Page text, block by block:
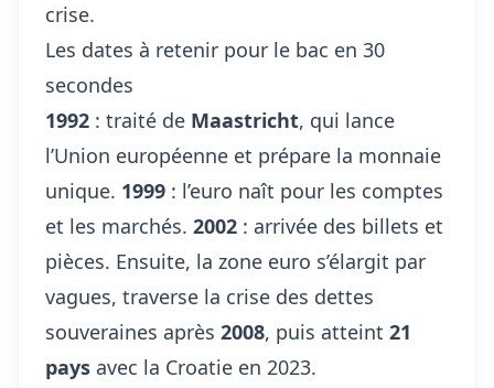
crise.
Les dates à retenir pour le bac en 30
secondes
1992 : traité de Maastricht, qui lance
l’Union européenne et prépare la monnaie
unique. 1999 : l’euro naît pour les comptes
et les marchés. 2002 : arrivée des billets et
pièces. Ensuite, la zone euro s’élargit par
vagues, traverse la crise des dettes
souveraines après 2008, puis atteint 21
pays avec la Croatie en 2023.